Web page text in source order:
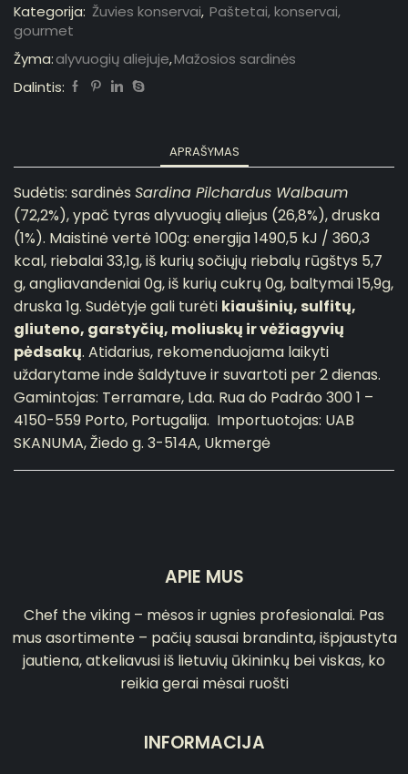
Kategorija: Žuvies konservai, Paštetai, konservai,
gourmet
Žyma:alyvuogių aliejuje,Mažosios sardinės
Dalintis:
APRAŠYMAS
Sudėtis: sardinės Sardina Pilchardus Walbaum
(72,2%), ypač tyras alyvuogių aliejus (26,8%), druska
(1%). Maistinė vertė 100g: energija 1490,5 kJ / 360,3
kcal, riebalai 33,1g, iš kurių sočiųjų riebalų rūgštys 5,7
g, angliavandeniai 0g, iš kurių cukrų 0g, baltymai 15,9g,
druska 1g. Sudėtyje gali turėti kiaušinių, sulfitų,
gliuteno, garstyčių, moliuskų ir vėžiagyvių
pėdsakų. Atidarius, rekomenduojama laikyti
uždarytame inde šaldytuve ir suvartoti per 2 dienas.
Gamintojas: Terramare, Lda. Rua do Padrão 300 1 –
4150-559 Porto, Portugalija. Importuotojas: UAB
SKANUMA, Žiedo g. 3-514A, Ukmergė
APIE MUS
Chef the viking – mėsos ir ugnies profesionalai. Pas
mus asortimente – pačių sausai brandinta, išpjaustyta
jautiena, atkeliavusi iš lietuvių ūkininkų bei viskas, ko
reikia gerai mėsai ruošti
INFORMACIJA